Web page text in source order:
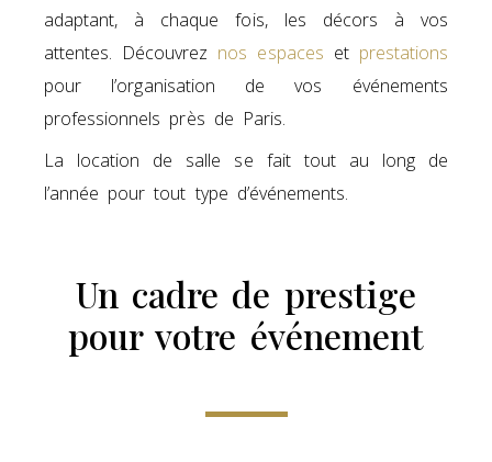
adaptant, à chaque fois, les décors à vos
attentes. Découvrez nos espaces et prestations
pour l’organisation de vos événements
professionnels près de Paris.
La location de salle se fait tout au long de
l’année pour tout type d’événements.
Un cadre de prestige
pour votre événement